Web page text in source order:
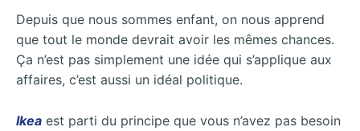
Depuis que nous sommes enfant, on nous apprend
que tout le monde devrait avoir les mêmes chances.
Ça n’est pas simplement une idée qui s’applique aux
affaires, c’est aussi un idéal politique.
Ikea est parti du principe que vous n’avez pas besoin